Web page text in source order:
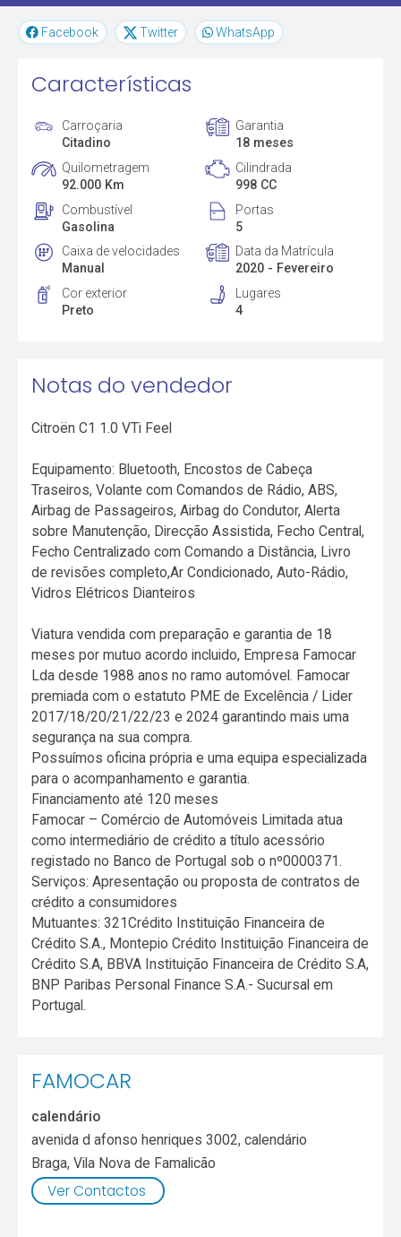
Facebook Twitter WhatsApp
Características
Carroçaria
Citadino
Garantia
18 meses
Quilometragem
92.000 Km
Cilindrada
998 CC
Combustível
Gasolina
Portas
5
Caixa de velocidades
Manual
Data da Matrícula
2020 - Fevereiro
Cor exterior
Preto
Lugares
4
Notas do vendedor
Citroën C1 1.0 VTi Feel
Equipamento: Bluetooth, Encostos de Cabeça
Traseiros, Volante com Comandos de Rádio, ABS,
Airbag de Passageiros, Airbag do Condutor, Alerta
sobre Manutenção, Direcção Assistida, Fecho Central,
Fecho Centralizado com Comando a Distância, Livro
de revisões completo,Ar Condicionado, Auto-Rádio,
Vidros Elétricos Dianteiros
Viatura vendida com preparação e garantia de 18
meses por mutuo acordo incluido, Empresa Famocar
Lda desde 1988 anos no ramo automóvel. Famocar
premiada com o estatuto PME de Excelência / Lider
2017/18/20/21/22/23 e 2024 garantindo mais uma
segurança na sua compra.
Possuímos oficina própria e uma equipa especializada
para o acompanhamento e garantia.
Financiamento até 120 meses
Famocar – Comércio de Automóveis Limitada atua
como intermediário de crédito a título acessório
registado no Banco de Portugal sob o nº0000371.
Serviços: Apresentação ou proposta de contratos de
crédito a consumidores
Mutuantes: 321Crédito Instituição Financeira de
Crédito S.A., Montepio Crédito Instituição Financeira de
Crédito S.A, BBVA Instituição Financeira de Crédito S.A,
BNP Paribas Personal Finance S.A.- Sucursal em
Portugal.
FAMOCAR
calendário
avenida d afonso henriques 3002, calendário
Braga,Vila Nova de Famalicão
Ver Contactos